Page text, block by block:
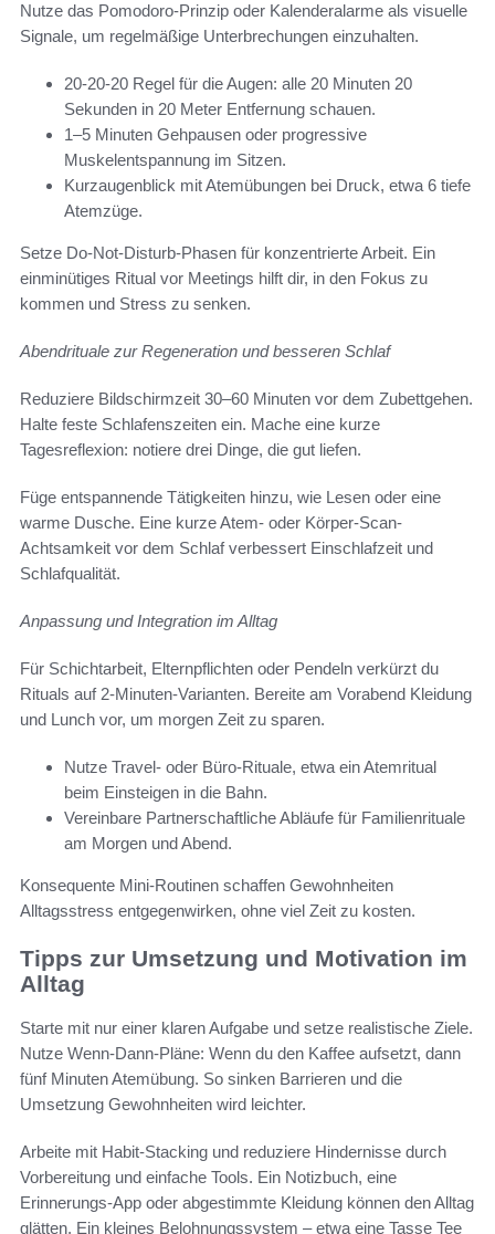
Nutze das Pomodoro-Prinzip oder Kalenderalarme als visuelle
Signale, um regelmäßige Unterbrechungen einzuhalten.
20-20-20 Regel für die Augen: alle 20 Minuten 20
Sekunden in 20 Meter Entfernung schauen.
1–5 Minuten Gehpausen oder progressive
Muskelentspannung im Sitzen.
Kurzaugenblick mit Atemübungen bei Druck, etwa 6 tiefe
Atemzüge.
Setze Do-Not-Disturb-Phasen für konzentrierte Arbeit. Ein
einminütiges Ritual vor Meetings hilft dir, in den Fokus zu
kommen und Stress zu senken.
Abendrituale zur Regeneration und besseren Schlaf
Reduziere Bildschirmzeit 30–60 Minuten vor dem Zubettgehen.
Halte feste Schlafenszeiten ein. Mache eine kurze
Tagesreflexion: notiere drei Dinge, die gut liefen.
Füge entspannende Tätigkeiten hinzu, wie Lesen oder eine
warme Dusche. Eine kurze Atem- oder Körper-Scan-
Achtsamkeit vor dem Schlaf verbessert Einschlafzeit und
Schlafqualität.
Anpassung und Integration im Alltag
Für Schichtarbeit, Elternpflichten oder Pendeln verkürzt du
Rituals auf 2-Minuten-Varianten. Bereite am Vorabend Kleidung
und Lunch vor, um morgen Zeit zu sparen.
Nutze Travel- oder Büro-Rituale, etwa ein Atemritual
beim Einsteigen in die Bahn.
Vereinbare Partnerschaftliche Abläufe für Familienrituale
am Morgen und Abend.
Konsequente Mini-Routinen schaffen Gewohnheiten
Alltagsstress entgegenwirken, ohne viel Zeit zu kosten.
Tipps zur Umsetzung und Motivation im
Alltag
Starte mit nur einer klaren Aufgabe und setze realistische Ziele.
Nutze Wenn-Dann-Pläne: Wenn du den Kaffee aufsetzt, dann
fünf Minuten Atemübung. So sinken Barrieren und die
Umsetzung Gewohnheiten wird leichter.
Arbeite mit Habit-Stacking und reduziere Hindernisse durch
Vorbereitung und einfache Tools. Ein Notizbuch, eine
Erinnerungs-App oder abgestimmte Kleidung können den Alltag
glätten. Ein kleines Belohnungssystem – etwa eine Tasse Tee